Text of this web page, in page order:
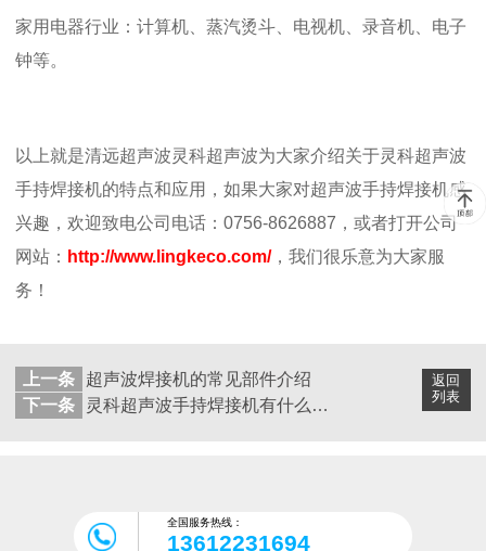
家用电器行业：计算机、蒸汽烫斗、电视机、录音机、电子
钟等。
以上就是清远超声波灵科超声波为大家介绍关于灵科超声波
手持焊接机的特点和应用，如果大家对超声波手持焊接机感
兴趣，欢迎致电公司电话：0756-8626887，或者打开公司
网站： http://www.lingkeco.com/，我们很乐意为大家服
务！
返回
列表
上一条
超声波焊接机的常见部件介绍
下一条
灵科超声波手持焊接机有什么作用？
全国服务热线：
13612231694